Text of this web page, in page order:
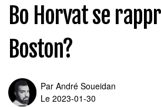
Bo Horvat se
Boston?
Par André Soueidan
Le 2023-01-30